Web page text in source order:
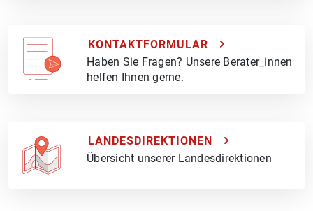
KONTAKTFORMULAR
Haben Sie Fragen? Unsere Berater_innen
helfen Ihnen gerne.
LANDESDIREKTIONEN
Übersicht unserer Landesdirektionen